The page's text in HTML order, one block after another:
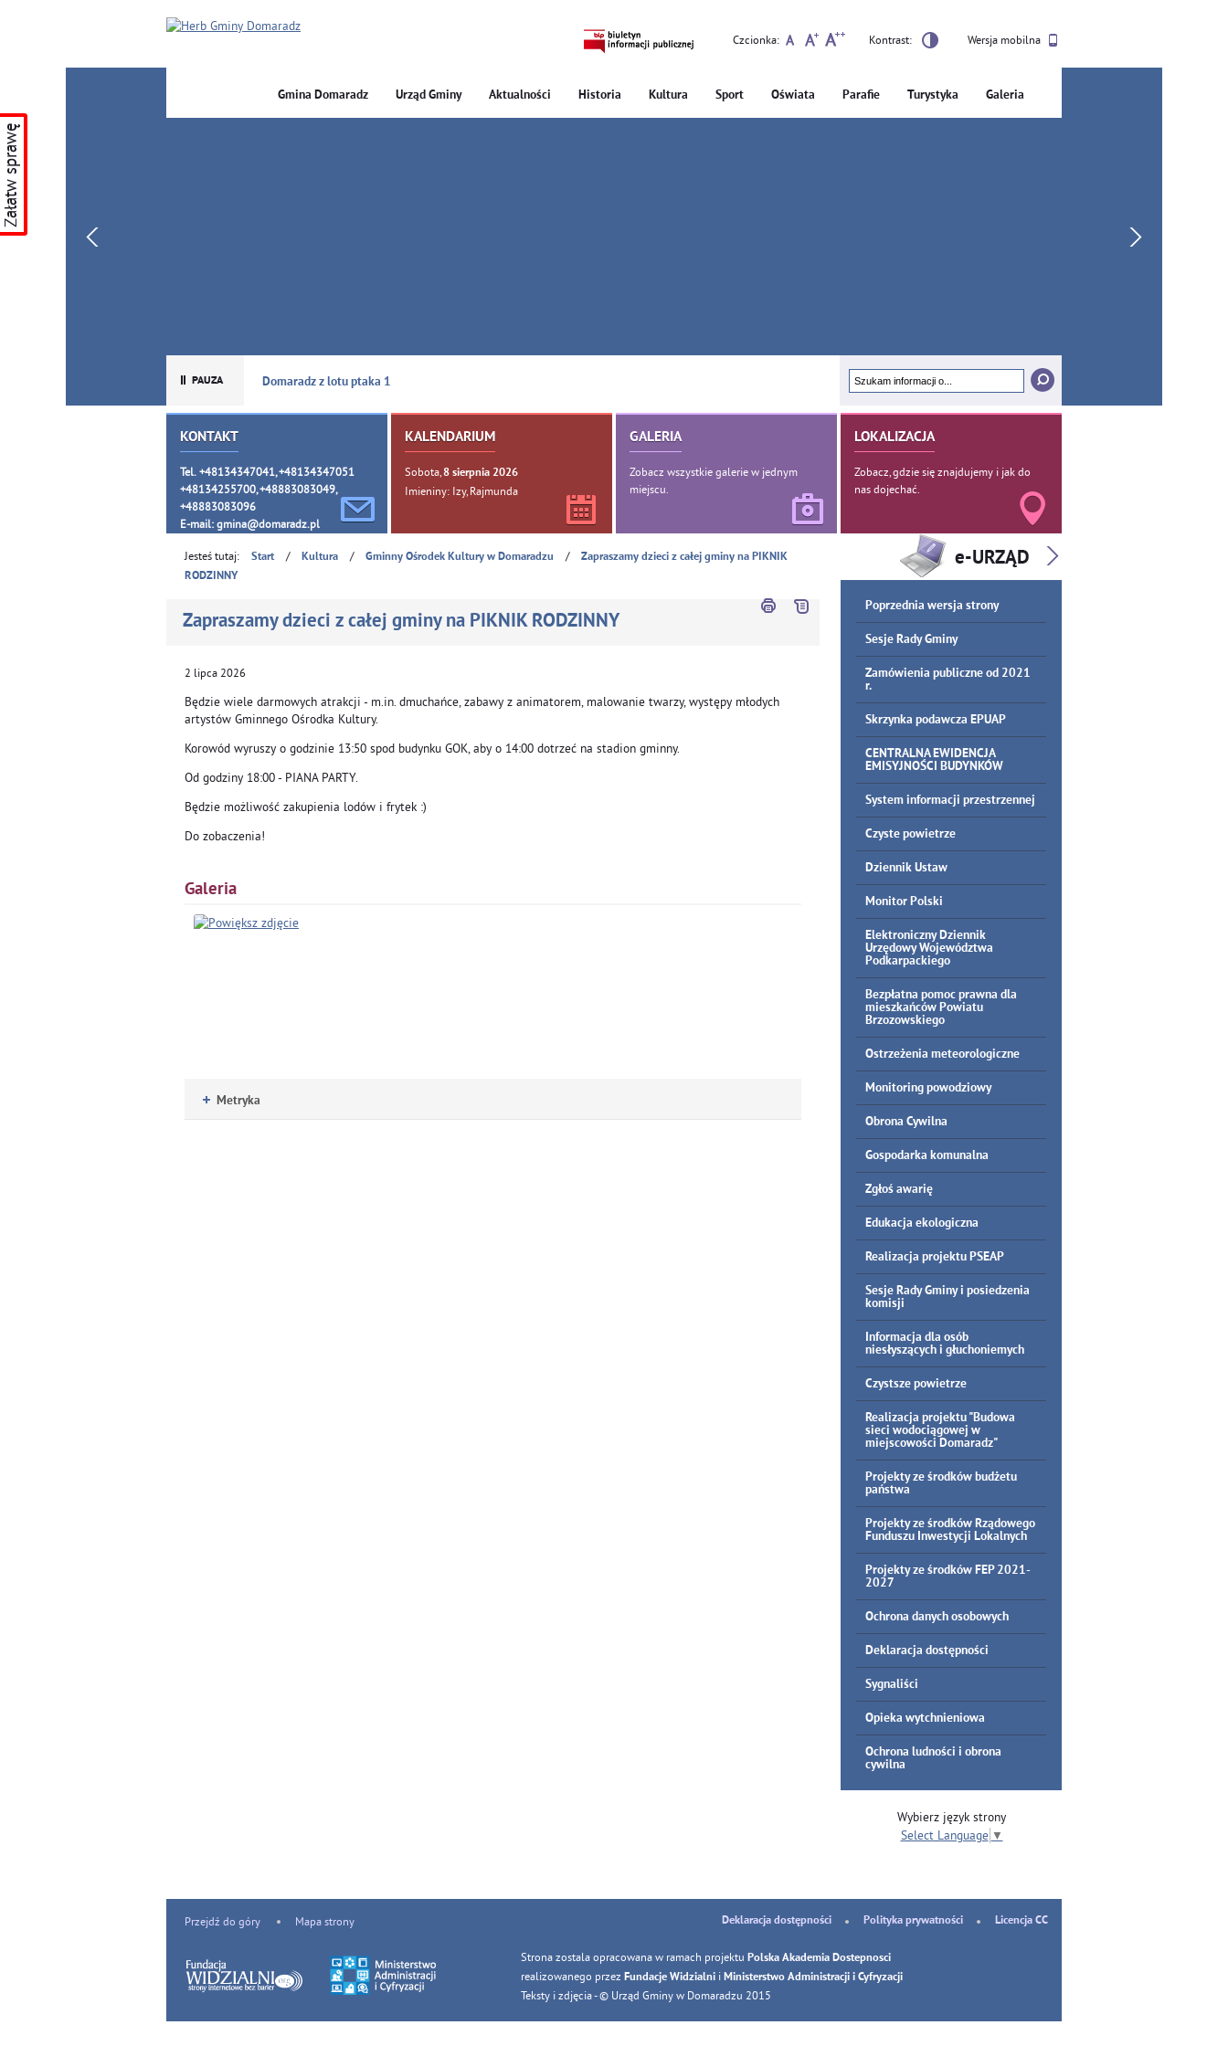
Wersja mobilna
Czcionka: Kontrast:
Gmina Domaradz Urząd Gminy Aktualności Historia Kultura Sport Oświata Parafie Turystyka Galeria
Domaradz z lotu ptaka 1
KONTAKT
Tel. +48134347041, +48134347051
+48134255700, +48883083049,
+48883083096
E-mail: gmina@domaradz.pl
KALENDARIUM
Sobota, 8sierpnia 2026
Imieniny: Izy, Rajmunda
GALERIA
Zobacz wszystkie galerie w jednym
miejscu.
LOKALIZACJA
Zobacz, gdzie się znajdujemy i jak do
nas dojechać.
Załatw sprawę
Jesteś tutaj: Start / Kultura / Gminny Ośrodek Kultury w Domaradzu /
Zapraszamy dzieci z całej gminy na PIKNIK
RODZINNY
Zapraszamy dzieci z całej gminy na PIKNIK RODZINNY
2 lipca 2026
Będzie wiele darmowych atrakcji - m.in. dmuchańce, zabawy z animatorem, malowanie twarzy, występy młodych
artystów Gminnego Ośrodka Kultury.
Korowód wyruszy o godzinie 13:50 spod budynku GOK, aby o 14:00 dotrzeć na stadion gminny.
Od godziny 18:00 - PIANA PARTY.
Będzie możliwość zakupienia lodów i frytek :)
Do zobaczenia!
Galeria
Metryka
Poprzednia wersja strony
Sesje Rady Gminy
Zamówienia publiczne od 2021
r.
Skrzynka podawcza EPUAP
CENTRALNA EWIDENCJA
EMISYJNOŚCI BUDYNKÓW
System informacji przestrzennej
Czyste powietrze
Dziennik Ustaw
Monitor Polski
Elektroniczny Dziennik
Urzędowy Województwa
Podkarpackiego
Bezpłatna pomoc prawna dla
mieszkańców Powiatu
Brzozowskiego
Ostrzeżenia meteorologiczne
Monitoring powodziowy
Obrona Cywilna
Gospodarka komunalna
Zgłoś awarię
Edukacja ekologiczna
Realizacja projektu PSEAP
Sesje Rady Gminy i posiedzenia
komisji
Informacja dla osób
niesłyszących i głuchoniemych
Czystsze powietrze
Realizacja projektu "Budowa
sieci wodociągowej w
miejscowości Domaradz"
Projekty ze środków budżetu
państwa
Projekty ze środków Rządowego
Funduszu Inwestycji Lokalnych
Projekty ze środków FEP 2021-
2027
Ochrona danych osobowych
Deklaracja dostępności
Sygnaliści
Opieka wytchnieniowa
Ochrona ludności i obrona
cywilna
Wybierz język strony
Select Language ▼
Przejdź do góry Mapa strony Deklaracja dostępności Polityka prywatności Licencja CC
Strona zostala opracowana w ramach projektu Polska Akademia Dostepnosci
realizowanego przez Fundacje Widzialni i Ministerstwo Administracji i Cyfryzacji
Teksty i zdjęcia - © Urząd Gminy w Domaradzu 2015